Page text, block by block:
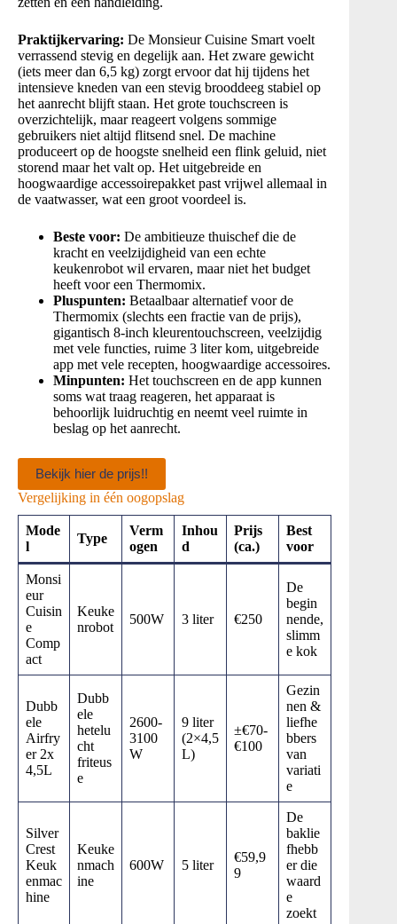
Praktijkervaring: De Monsieur Cuisine Smart voelt
verrassend stevig en degelijk aan. Het zware gewicht
(iets meer dan 6,5 kg) zorgt ervoor dat hij tijdens het
intensieve kneden van een stevig brooddeeg stabiel op
het aanrecht blijft staan. Het grote touchscreen is
overzichtelijk, maar reageert volgens sommige
gebruikers niet altijd flitsend snel. De machine
produceert op de hoogste snelheid een flink geluid, niet
storend maar het valt op. Het uitgebreide en
hoogwaardige accessoirepakket past vrijwel allemaal in
de vaatwasser, wat een groot voordeel is.
Beste voor: De ambitieuze thuischef die de
kracht en veelzijdigheid van een echte
keukenrobot wil ervaren, maar niet het budget
heeft voor een Thermomix.
Pluspunten: Betaalbaar alternatief voor de
Thermomix (slechts een fractie van de prijs),
gigantisch 8-inch kleurentouchscreen, veelzijdig
met vele functies, ruime 3 liter kom, uitgebreide
app met vele recepten, hoogwaardige accessoires.
Minpunten: Het touchscreen en de app kunnen
soms wat traag reageren, het apparaat is
behoorlijk luidruchtig en neemt veel ruimte in
beslag op het aanrecht.
Bekijk hier de prijs!!
Vergelijking in één oogopslag
Mode
l
Type
Verm
ogen
Inhou
d
Prijs
(ca.)
Best
voor
Monsi
eur
Cuisin
e
Comp
act
Keuke
nrobot
500W 3 liter €250
De
begin
nende,
slimm
e kok
Dubb
ele
Airfry
er 2x
4,5L
Dubb
ele
hetelu
cht
friteus
e
2600-
3100
W
9 liter
(2×4,5
L)
±€70-
€100
Gezin
nen &
liefhe
bbers
van
variati
e
Silver
Crest
Keuk
enmac
hine
Keuke
nmach
ine
600W 5 liter
€59,9
9
De
baklie
fhebb
er die
waard
e
zoekt